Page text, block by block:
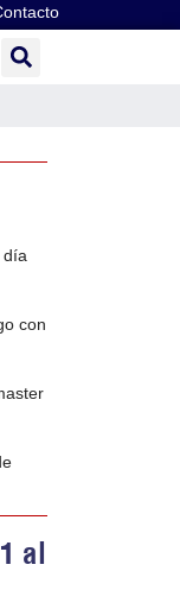
día
con
al